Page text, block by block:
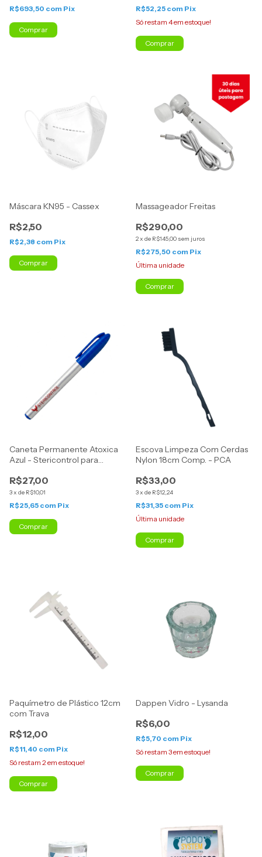
R$693,50 com Pix R$52,25 com Pix
Só restam 4em estoque!
Máscara KN95 - Cassex
R$2,50
R$2,38 com Pix
Massageador Freitas
R$290,00
2x de R$145,00 sem juros
R$275,50 com Pix
Última unidade
Caneta Permanente Atoxica
Azul - Stericontrol para
R$27,00
3x de R$10,01
R$25,65 com Pix
Escova Limpeza Com Cerdas
Nylon 18cm Comp. - PCA
R$33,00
3x de R$12,24
R$31,35 com Pix
Última unidade
Paquímetro de Plástico 12cm
com Trava
R$12,00
R$11,40 com Pix
Só restam 2em estoque!
Dappen Vidro - Lysanda
R$6,00
R$5,70 com Pix
Só restam 3em estoque!